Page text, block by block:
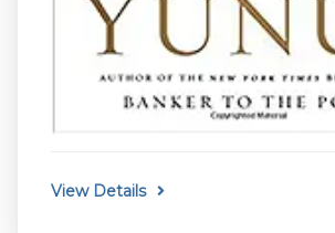
View Details